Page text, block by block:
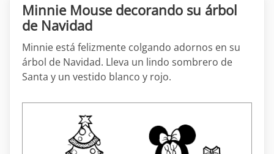
Minnie Mouse decorando su árbol
de Navidad
Minnie está felizmente colgando adornos en su
árbol de Navidad. Lleva un lindo sombrero de
Santa y un vestido blanco y rojo.